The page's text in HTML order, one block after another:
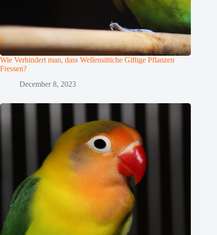
Wie Verhindert man, dass Wellensittiche Giftige Pflanzen
Fressen?
December 8, 2023